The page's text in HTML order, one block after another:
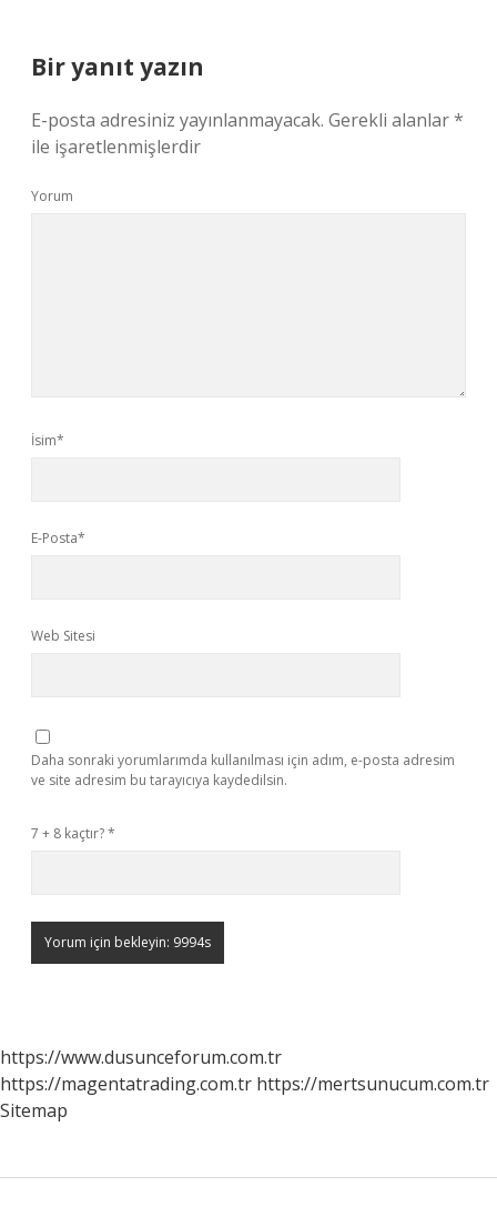
Bir yanıt yazın
E-posta adresiniz yayınlanmayacak. Gerekli alanlar*
ile işaretlenmişlerdir
Yorum
İsim*
E-Posta*
Web Sitesi
Daha sonraki yorumlarımda kullanılması için adım, e-posta adresim
ve site adresim bu tarayıcıya kaydedilsin.
7 + 8 kaçtır?*
https://www.dusunceforum.com.tr
https://magentatrading.com.tr https://mertsunucum.com.tr
Sitemap